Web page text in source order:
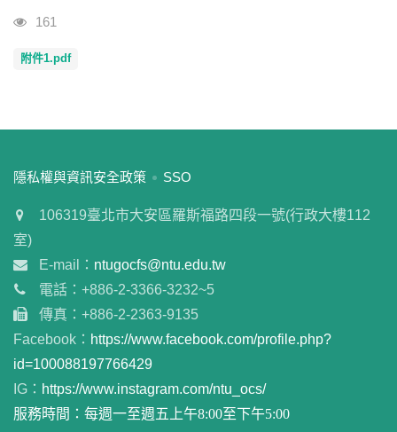
瀏覽人次
161
附件1.pdf
:::
隱私權與資訊安全政策 SSO
106319臺北市大安區羅斯福路四段一號(行政大樓112
室)
E-mail： ntugocfs@ntu.edu.tw
電話：+886-2-3366-3232~5
傳真：+886-2-2363-9135
Facebook： https://www.facebook.com/profile.php?
id=100088197766429
IG： https://www.instagram.com/ntu_ocs/
服務時間：每週一至週五上午8:00至下午5:00